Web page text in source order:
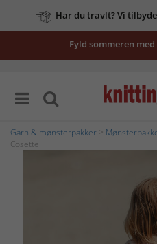
Har du travlt? Vi
Fyld sommeren
Garn & mønsterpakker
Cosette